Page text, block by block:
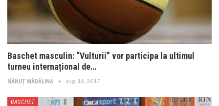
Baschet masculin: “Vulturii” vor participa la ultimul
turneu internațional de…
NĂNUȚ MĂDĂLINA aug. 16, 2017
BASCHET